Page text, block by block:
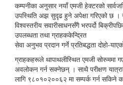
कम्पनीका अनुसार नयाँ एमजी हेक्टरको
उपस्थिति अझ सुदृढ हुने अपेक्षा गरिएको छ
विश्वस्तरीय सवारीसाधनसँगै भरपर्दो
उपलब्धता तथा ग्राहककेन्द्रित
सेवा अनुभव प्रदान गर्ने प्रतिबद्धता दोहो-
ग्राहकहरूले थापाथलीस्थित एमजी सोरुममा
अवलोकन गर्न सक्नेछन् । साथै परीक्षण
लागि ९८०१०२००६२ मा सम्पर्क गर्न सकिने